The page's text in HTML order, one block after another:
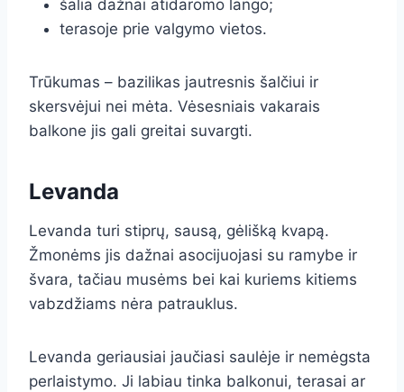
šalia dažnai atidaromo lango;
terasoje prie valgymo vietos.
Trūkumas – bazilikas jautresnis šalčiui ir
skersvėjui nei mėta. Vėsesniais vakarais
balkone jis gali greitai suvargti.
Levanda
Levanda turi stiprų, sausą, gėlišką kvapą.
Žmonėms jis dažnai asocijuojasi su ramybe ir
švara, tačiau musėms bei kai kuriems kitiems
vabzdžiams nėra patrauklus.
Levanda geriausiai jaučiasi saulėje ir nemėgsta
perlaistymo. Ji labiau tinka balkonui, terasai ar